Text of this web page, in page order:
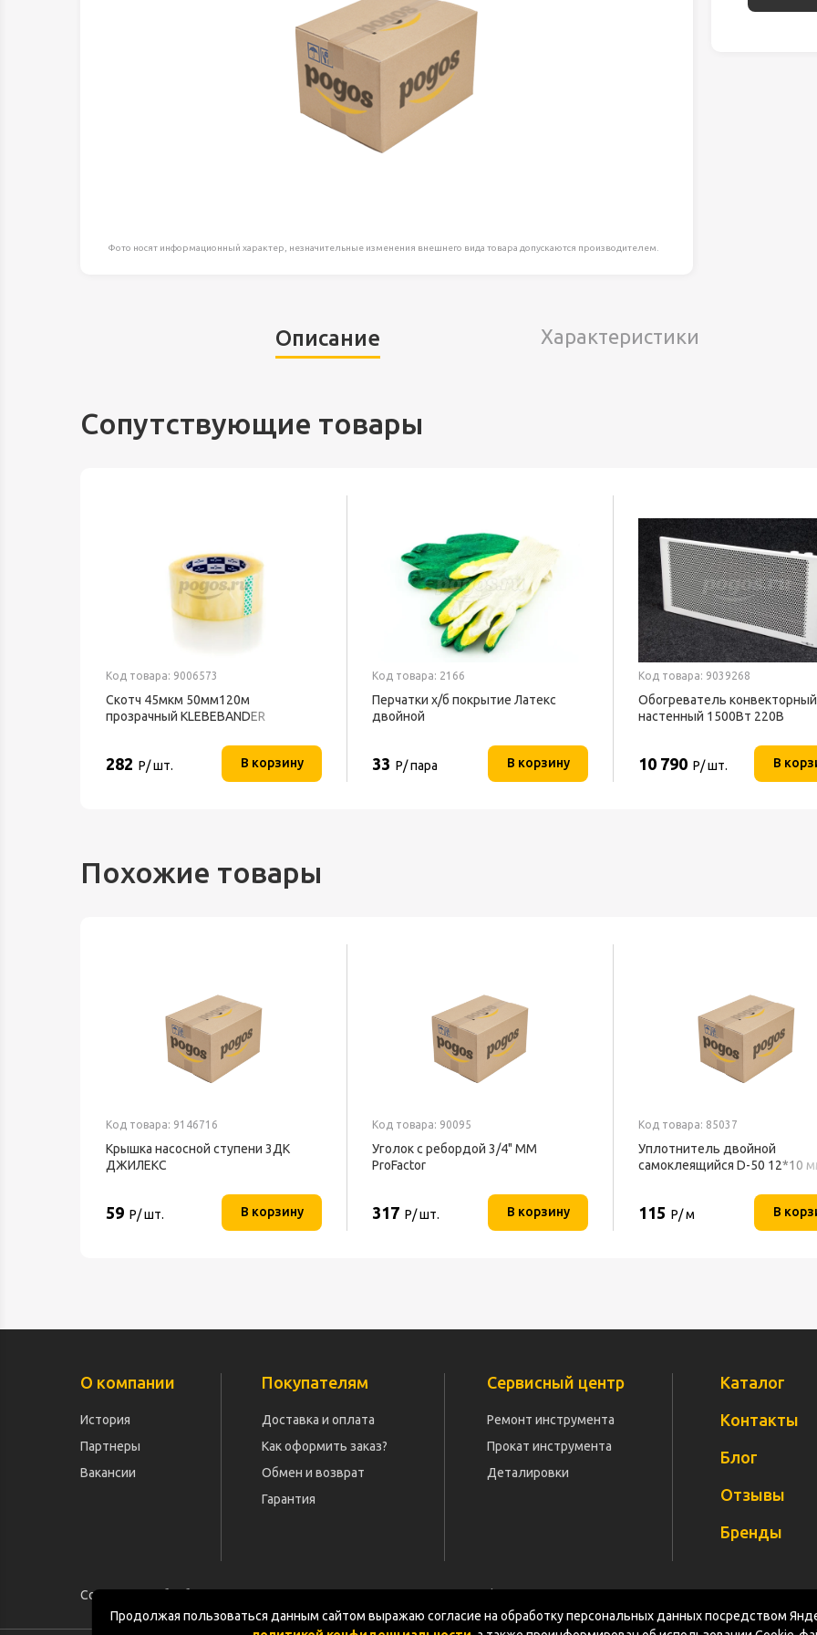
Оборудование для работ на
высоте
Пневматика, Гидравлика
Промышленная химия
Распродажа
Расходные материалы и
Фото носят информационный характер, незначительные изменения внешнего вида товара допускаются производителем.
Описание Характеристики
Сопутствующие товары
Код товара: 9006573
Скотч 45мкм 50мм120м
прозрачный KLEBEBANDER
282 Р/ шт. В корзину
Код товара: 2166
Перчатки х/б покрытие Латекс
двойной
33 Р/ пара В корзину
Код товара: 9039268
Обогреватель конвекторный
настенный 1500Вт 220В
10 790 Р/ шт. В
Похожие товары
Код товара: 9146716
Крышка насосной ступени 3ДК
ДЖИЛЕКС
59 Р/ шт. В корзину
Код товара: 90095
Уголок с ребордой 3/4" MM
ProFactor
317 Р/ шт. В корзину
Код товара: 85037
Уплотнитель двойной
самоклеящийся D-50 12*10
115 Р/ м В
Продолжая пользоваться данным сайтом выражаю согласие на обработку персональных данных посредством
О компании
История
Партнеры
Вакансии
Покупателям
Доставка и оплата
Как оформить заказ?
Обмен и возврат
Гарантия
Сервисный центр
Ремонт инструмента
Прокат инструмента
Деталировки
Каталог
Контакты
Блог
Отзывы
Бренды
Согласие на обработку персональных данных Политика конфиденциальности Документация